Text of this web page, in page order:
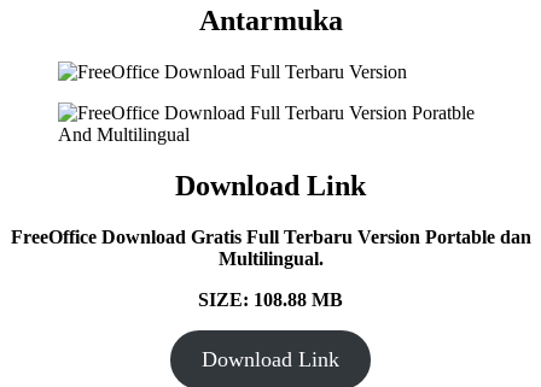
Antarmuka
Download Link
FreeOffice Download Gratis Full Terbaru Version Portable dan
Multilingual.
SIZE: 108.88 MB
Download Link